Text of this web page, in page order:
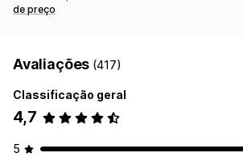
de preço
Avaliações (417)
Classificação geral
4,7
5